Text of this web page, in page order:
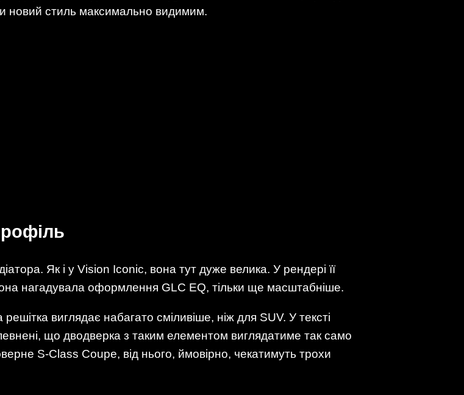
новий стиль максимально видимим.
Як і у Vision Iconic, вона тут дуже велика. У рендері її
нагадувала оформлення GLC EQ, тільки ще масштабніше.
виглядає набагато сміливіше, ніж для SUV. У тексті
що дводверка з таким елементом виглядатиме так само
S-Class Coupe, від нього, ймовірно, чекатимуть трохи